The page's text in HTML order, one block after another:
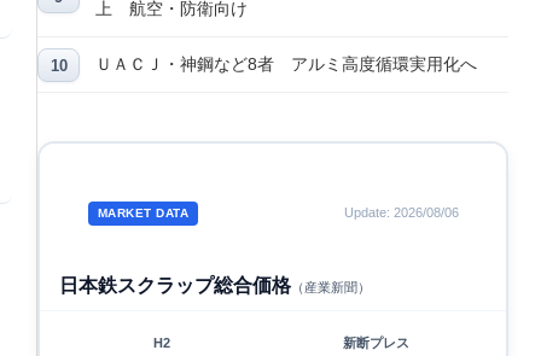
上 航空・防衛向け
ＵＡＣＪ・神鋼など8者 アルミ高度循環実用化へ
MARKET DATA Update: 2026/08/06
日本鉄スクラップ総合価格（産業新聞）
H2 新断プレス